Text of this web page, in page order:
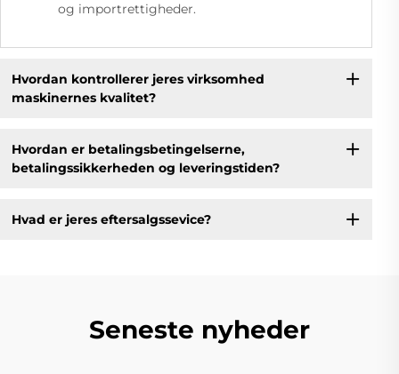
og importrettigheder.
Hvordan kontrollerer jeres virksomhed
maskinernes kvalitet?
Hvordan er betalingsbetingelserne,
betalingssikkerheden og leveringstiden?
Hvad er jeres eftersalgssevice?
Seneste nyheder